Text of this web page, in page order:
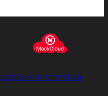
e Informática